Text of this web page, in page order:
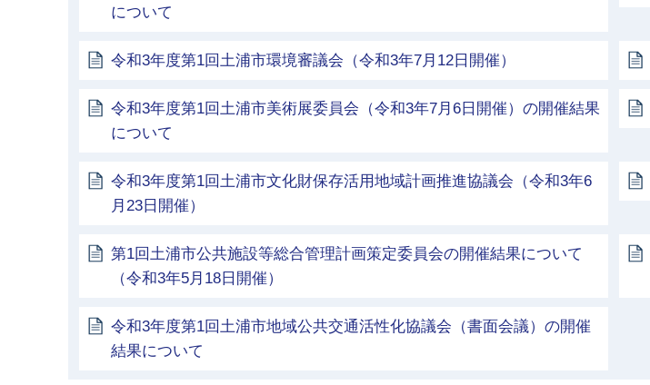
について
令和3年度第1回土浦市環境審議会（令和3年7月12日開催）
令和3年度第1回土浦市美術展委員会（令和3年7月6日開催）の開催結果
について
令和3年度第1回土浦市文化財保存活用地域計画推進協議会（令和3年6
月23日開催）
第1回土浦市公共施設等総合管理計画策定委員会の開催結果について
（令和3年5月18日開催）
令和3年度第1回土浦市地域公共交通活性化協議会（書面会議）の開催
結果について